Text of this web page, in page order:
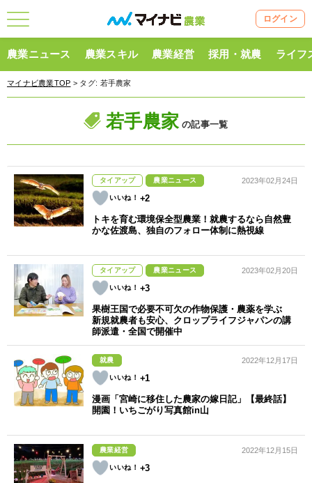
ログイン
農業ニュース 農業スキル 農業経営 採用・就農 ライフ
マイナビ農業TOP > タグ: 若手農家
若手農家 の記事一覧
タイアップ 農業ニュース
+2
2023年02月24日
トキを育む環境保全型農業！就農するなら自然豊
かな佐渡島、独自のフォロー体制に熱視線
タイアップ 農業ニュース
+3
2023年02月20日
果樹王国で必要不可欠の作物保護・農薬を学ぶ
新規就農者も安心、クロップライフジャパンの講
師派遣・全国で開催中
就農
+1
2022年12月17日
漫画「宮崎に移住した農家の嫁日記」【最終話】
開園！いちごがり写真館in山
農業経営
+3
2022年12月15日